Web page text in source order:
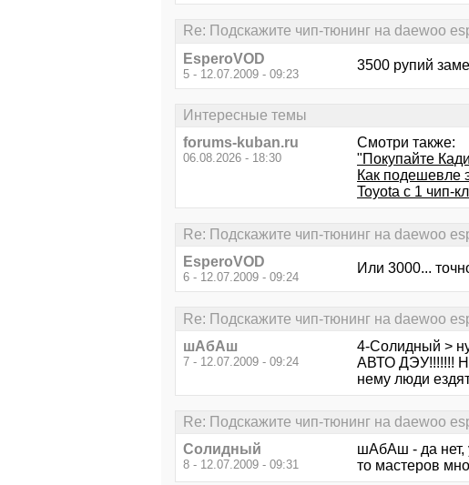
Re: Подскажите чип-тюнинг на daewoo
EsperoVOD
5 - 12.07.2009 - 09:23
3500 рупий
Интересные темы
forums-kuban.ru
06.08.2026 - 18:30
Смотри также:
"Покупайте
Как подешевле
Toyota с 1 чип-
Re: Подскажите чип-тюнинг на daewoo
EsperoVOD
6 - 12.07.2009 - 09:24
Или 3000...
Re: Подскажите чип-тюнинг на daewoo
шАбАш
7 - 12.07.2009 - 09:24
4-Солидный >
АВТО ДЭУ!!!!!!!
нему люди
Re: Подскажите чип-тюнинг на daewoo
Солидный
8 - 12.07.2009 - 09:31
шАбАш - да нет,
то мастеров